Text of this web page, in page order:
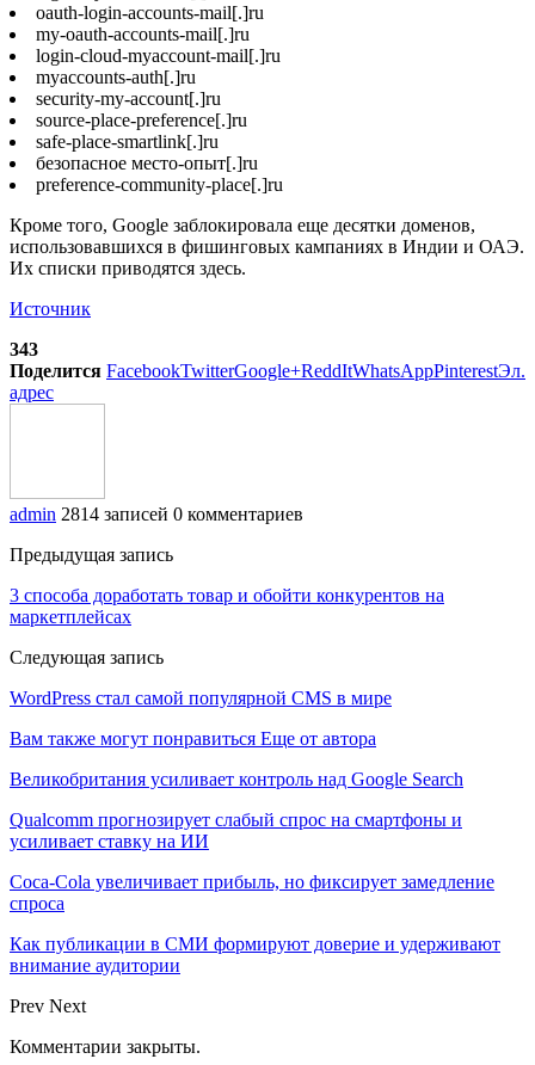
oauth-login-accounts-mail[.]ru
my-oauth-accounts-mail[.]ru
login-cloud-myaccount-mail[.]ru
myaccounts-auth[.]ru
security-my-account[.]ru
source-place-preference[.]ru
safe-place-smartlink[.]ru
безопасное место-опыт[.]ru
preference-community-place[.]ru
Кроме того, Google заблокировала еще десятки доменов,
использовавшихся в фишинговых кампаниях в Индии и ОАЭ.
Их списки приводятся здесь.
Источник
343
Поделится FacebookTwitterGoogle+ReddItWhatsAppPinterestЭл.
адрес
admin 2814 записей 0 комментариев
Предыдущая запись
3 способа доработать товар и обойти конкурентов на
маркетплейсах
Следующая запись
WordPress стал самой популярной CMS в мире
Вам также могут понравиться Еще от автора
Великобритания усиливает контроль над Google Search
Qualcomm прогнозирует слабый спрос на смартфоны и
усиливает ставку на ИИ
Coca-Cola увеличивает прибыль, но фиксирует замедление
спроса
Как публикации в СМИ формируют доверие и удерживают
внимание аудитории
Prev Next
Комментарии закрыты.